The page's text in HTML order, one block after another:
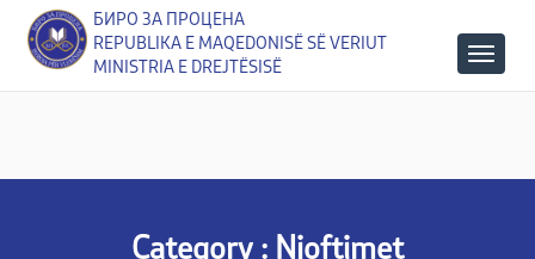
БИРО ЗА ПРОЦЕНА
REPUBLIKA E MAQEDONISË SË VERIUT
MINISTRIA E DREJTËSISË
Category : Njoftimet